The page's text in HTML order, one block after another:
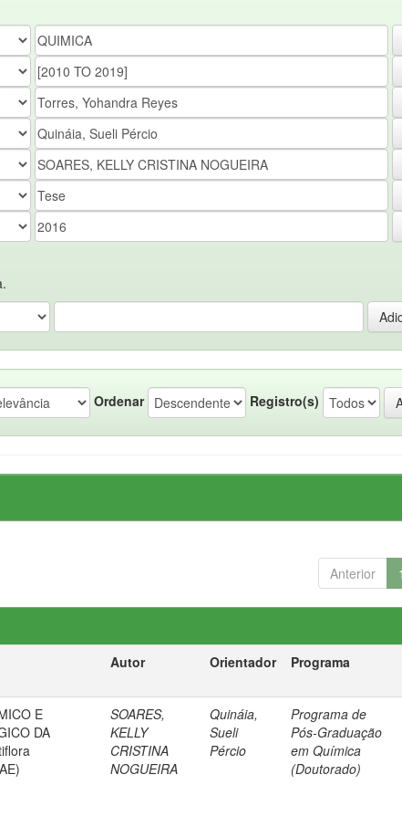
Ordenar Registro(s)
Anterior 1
Autor Orientador Programa
E
DA
SOARES,
KELLY
CRISTINA
NOGUEIRA
Quináia,
Sueli
Pércio
Programa de
Pós-Graduação
em Química
(Doutorado)